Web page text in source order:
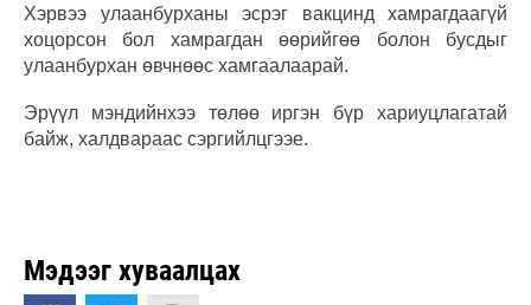
Хэрвээ улаанбурханы эсрэг вакцинд хамрагдаагүй
хоцорсон бол хамрагдан өөрийгөө болон бусдыг
улаанбурхан өвчнөөс хамгаалаарай.
Эрүүл мэндийнхээ төлөө иргэн бүр хариуцлагатай
байж, халдвараас сэргийлцгээе.
Мэдээг хуваалцах